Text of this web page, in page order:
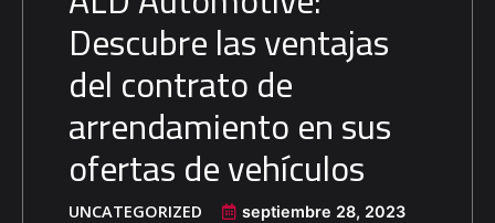
Descubre las ventajas
del contrato de
arrendamiento en sus
ofertas de vehículos
UNCATEGORIZED septiembre 28, 2023